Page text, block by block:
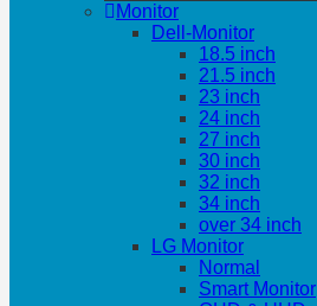
Monitor
Dell-Monitor
18.5 inch
21.5 inch
23 inch
24 inch
27 inch
30 inch
32 inch
34 inch
over 34 inch
LG Monitor
Normal
Smart Monitor